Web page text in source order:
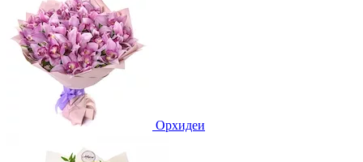
Орхидеи